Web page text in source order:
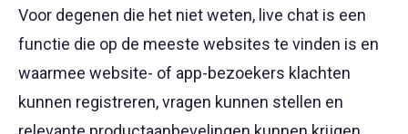
Voor degenen die het niet weten, live chat is een
functie die op de meeste websites te vinden is en
waarmee website- of app-bezoekers klachten
kunnen registreren, vragen kunnen stellen en